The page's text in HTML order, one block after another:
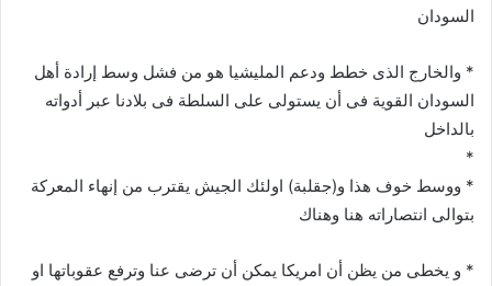
السودان
* والخارج الذى خطط ودعم المليشيا هو من فشل وسط إرادة أهل
السودان القوية فى أن يستولى على السلطة فى بلادنا عبر أدواته
بالداخل
*
* ووسط خوف هذا و(جقلبة) اولئك الجيش يقترب من إنهاء المعركة
بتوالى انتصاراته هنا وهناك
* و يخطى من يظن أن امريكا يمكن أن ترضى عنا وترفع عقوباتها او